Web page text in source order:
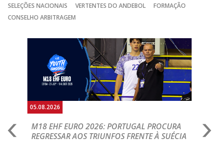
SELEÇÕES NACIONAIS
VERTENTES DO ANDEBOL
FORMAÇÃO
CONSELHO ARBITRAGEM
05.08.2026
M18 EHF EURO 2026: PORTUGAL PROCURA
REGRESSAR AOS TRIUNFOS FRENTE À SUÉCIA